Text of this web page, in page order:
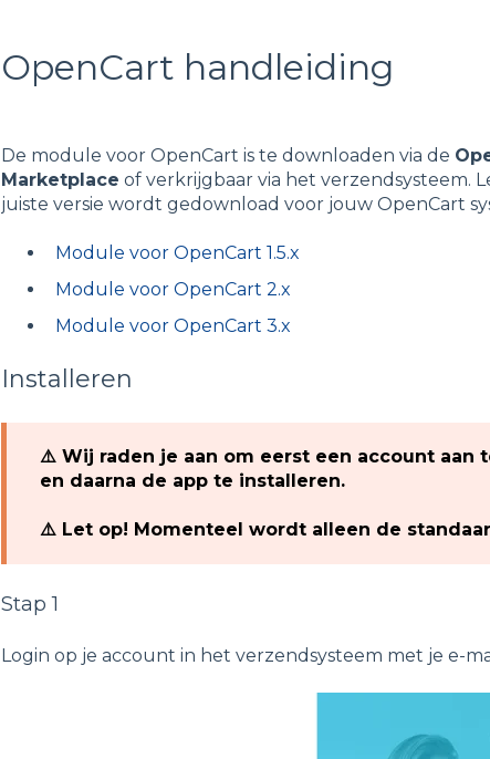
OpenCart handleiding
De module voor OpenCart is te downloaden via de
Marketplace of verkrijgbaar via het verzendsysteem.
juiste versie wordt gedownload voor jouw OpenCart
Module voor OpenCart 1.5.x
Module voor OpenCart 2.x
Module voor OpenCart 3.x
Installeren
⚠️ Wij raden je aan om eerst een account aan
en daarna de app te installeren.
⚠️ Let op! Momenteel wordt alleen de
Stap 1
Login op je account in het verzendsysteem met je e-